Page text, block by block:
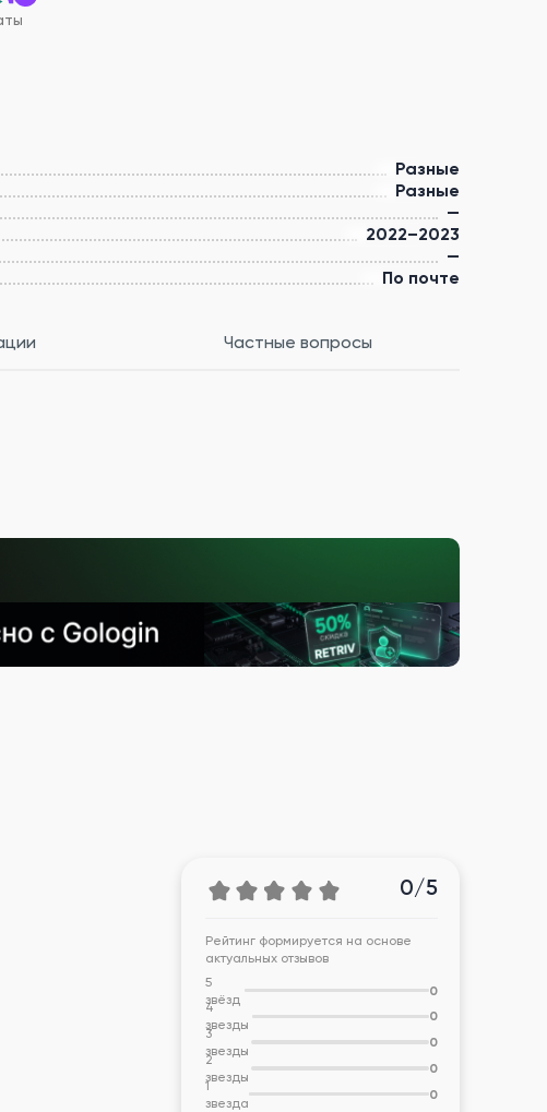
Разные
Разные
—
2022–2023
—
По почте
Частные вопросы
0/5
Рейтинг формируется на основе
актуальных отзывов
5
звёзд
0
4
звезды
0
3
звезды
0
2
звезды
0
1
звезда
0